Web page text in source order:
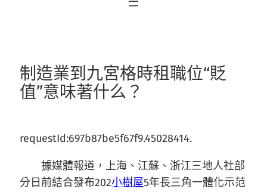
制造業到九宮格時租職位“貶
值”意味著什么？
requestId:697b87be5f67f9.45028414.
據媒體報道，上海、江蘇、浙江三地人社部
分日前結合發布202小樹屋5年長三角一體化示范